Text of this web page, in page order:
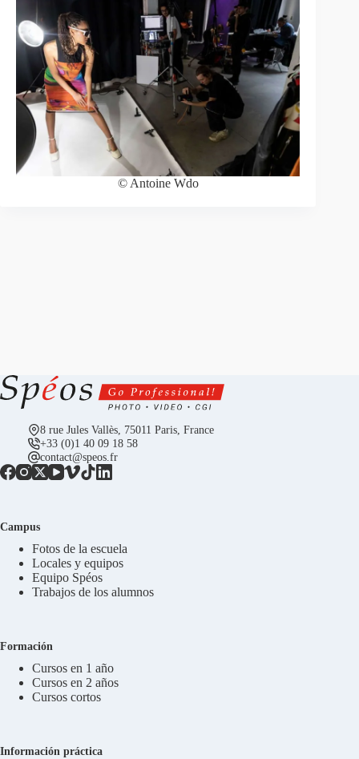
© Antoine Wdo
8 rue Jules Vallès, 75011 Paris, France
+33 (0)1 40 09 18 58
contact@speos.fr
Campus
Fotos de la escuela
Locales y equipos
Equipo Spéos
Trabajos de los alumnos
Formación
Cursos en 1 año
Cursos en 2 años
Cursos cortos
Información práctica